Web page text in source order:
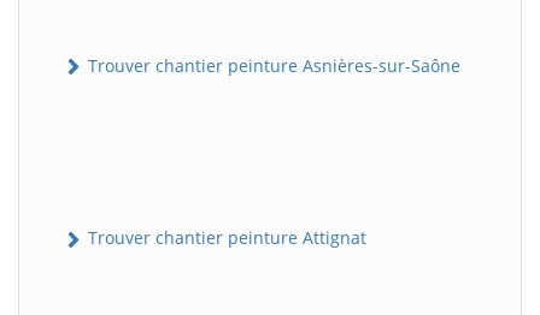
Trouver chantier peinture Asnières-sur-Saône
Trouver chantier peinture Attignat